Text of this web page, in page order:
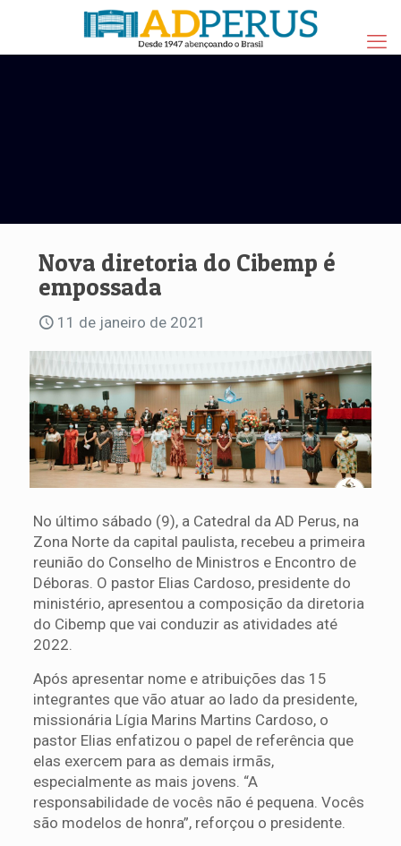
Nova diretoria do Cibemp é
empossada
11 de janeiro de 2021
No último sábado (9), a Catedral da AD Perus, na
Zona Norte da capital paulista, recebeu a primeira
reunião do Conselho de Ministros e Encontro de
Déboras. O pastor Elias Cardoso, presidente do
ministério, apresentou a composição da diretoria
do Cibemp que vai conduzir as atividades até
2022.
Após apresentar nome e atribuições das 15
integrantes que vão atuar ao lado da presidente,
missionária Lígia Marins Martins Cardoso, o
pastor Elias enfatizou o papel de referência que
elas exercem para as demais irmãs,
especialmente as mais jovens. “A
responsabilidade de vocês não é pequena. Vocês
são modelos de honra”, reforçou o presidente.